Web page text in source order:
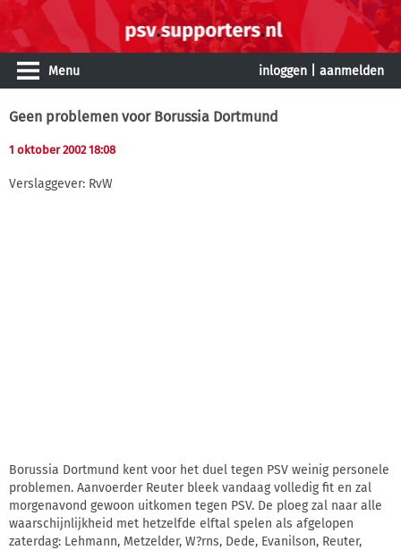
Menu inloggen aanmelden
Geen problemen voor Borussia Dortmund
1 oktober 2002 18:08
Verslaggever: RvW
Borussia Dortmund kent voor het duel tegen PSV weinig personele
problemen. Aanvoerder Reuter bleek vandaag volledig fit en zal
morgenavond gewoon uitkomen tegen PSV. De ploeg zal naar alle
waarschijnlijkheid met hetzelfde elftal spelen als afgelopen
zaterdag: Lehmann, Metzelder, W?rns, Dede, Evanilson, Reuter,